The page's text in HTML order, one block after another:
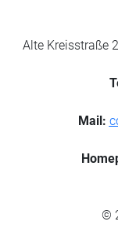
Alte Kreisstraße 2
Mail:
©